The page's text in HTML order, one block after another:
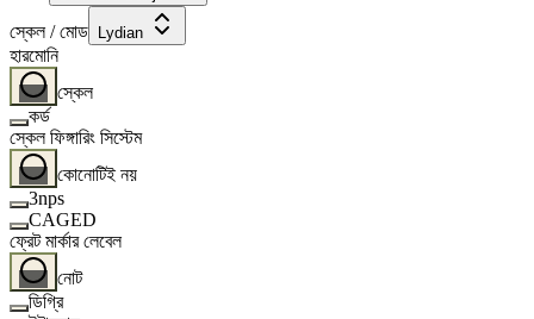
স্কেল / মোড Lydian
হারমোনি
স্কেল
কর্ড
স্কেল ফিঙ্গারিং সিস্টেম
কোনোটিই নয়
3nps
CAGED
ফ্রেট মার্কার লেবেল
নোট
ডিগ্রি